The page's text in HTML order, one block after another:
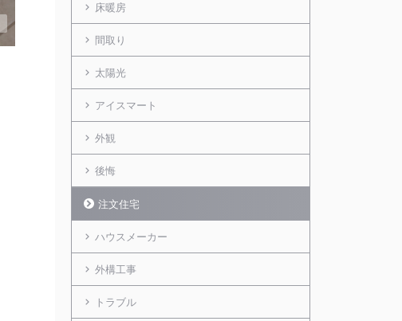
床暖房
間取り
太陽光
アイスマート
外観
後悔
注文住宅
ハウスメーカー
外構工事
トラブル